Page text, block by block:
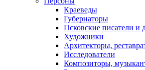
Краеведы
Губернаторы
Псковские писатели и
Художники
Архитекторы,
Исследователи
Композиторы,